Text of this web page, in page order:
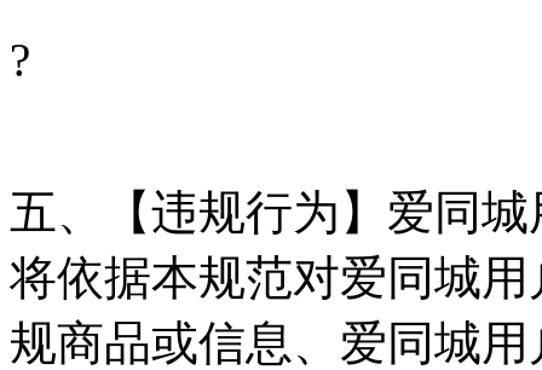
?
五、【违规行为】爱同
将依据本规范对爱同城
规商品或信息、爱同城